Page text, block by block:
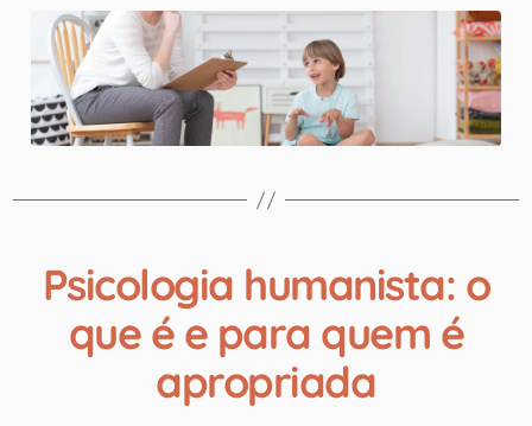
Psicologia humanista: o
que é e para quem é
apropriada